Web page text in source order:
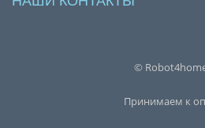
©
Принимаем к